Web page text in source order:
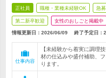
正社員 職種・業種未経験OK 急募
第二新卒歓迎 女性のおしごと掲載中
情報更新日：2026/06/09 終了予定日：
仕事内容
【未経験から着実に調理
材の仕込みや盛付補助、
ります。